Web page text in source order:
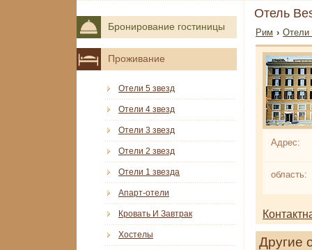
Отель
Рим ›Отели
Адрес:
область:
Другие
Бронирование гостиницы
Проживание
Отели 5 звезд
Отели 4 звезд
Отели 3 звезд
Отели 2 звезд
Отели 1 звезда
Апарт-отели
Кровать И Завтрак
Хостелы